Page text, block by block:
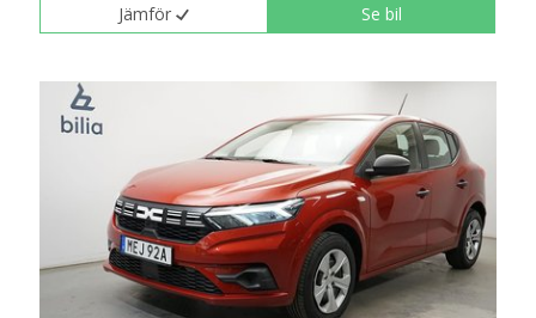
Jämför Se bil